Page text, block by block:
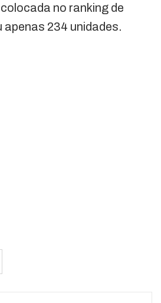
no ranking de
apenas 234 unidades.